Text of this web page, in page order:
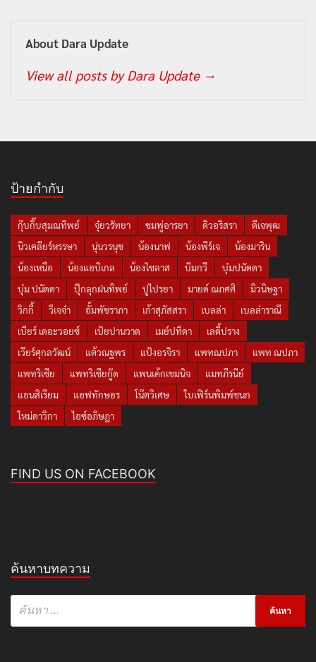
About Dara Update
View all posts by Dara Update →
ป้ายกำกับ
กุ๊บกิ๊บสุมณทิพย์ จุ๋ยวรัทยา ชมพู่อารยา ดิวอริสรา
ดีเจพุฒ
นิวเคลียร์หรรษา
นุ่นวรนุช น้องนาฟ น้องพีร์เจ
น้องมาริน
น้องเหนือ
น้องแอบิเกล น้องไซลาส บีมกวี
บุ๋มปนัดดา
บุ๋ม ปนัดดา
ปุ๊กลุกฝนทิพย์ ปูไปรยา มายด์ ณภศศิ
มิวนิษฐา
วิกกี้
วีเจจ๋า อั้มพัชราภา เก้าสุภัสสรา เบลล่า
เบลล่าราณี
เบียร์ เดอะวอยซ์
เป้ยปานวาด เมย์ปทิดา
เลดี้ปราง
เวียร์ศุกลวัฒน์
แต้วณฐพร แป้งอรจิรา แพทณปภา
แพท ณปภา
แพทริเซีย
แพทริเซียกู๊ด แพนเค้กเขมนิจ
แมทภีรนีย์
แอนสิเรียม
แอฟทักษอร โน๊ตวิเศษ
ใบเฟิร์นพิมพ์ชนก
ใหม่ดาวิกา
ไอซ์อภิษฎา
FIND US ON FACEBOOK
ค้นหาบทความ